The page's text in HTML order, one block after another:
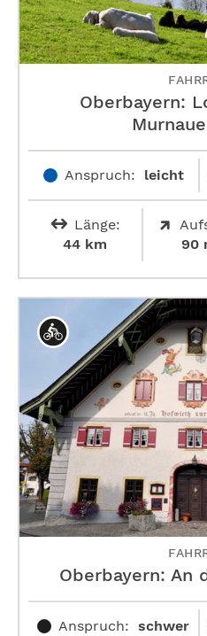
Oberbayern:
Anspruch: leicht
Länge:
44 km
90
Oberbayern: An
Anspruch: schwer